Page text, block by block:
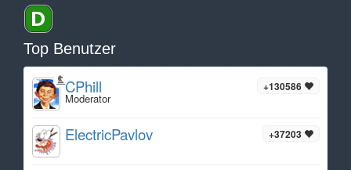
Top Benutzer
+130586
CPhill
Moderator
+37203
ElectricPavlov